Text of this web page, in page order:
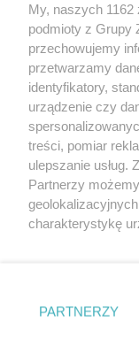
Żaden utwór
rozpowszechniany lub
tym także
eksploatacji w
Internecie bez
wykorzystanie
tzn. bez właściwej
ścigane prawnie.
My, naszych 1162
podmioty z Grupy
przechowujemy
przetwarzamy
identyfikatory,
urządzenie czy
treści, pomiar
ulepszanie usług.
Partnerzy
charakterystykę
zmienić/wycofać
znajdujący się w
PARTNERZY